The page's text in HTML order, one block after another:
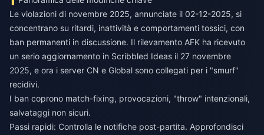
Le violazioni di novembre 2025, annunciate il 02-12-2025, si
concentrano su ritardi, inattività e comportamenti tossici, con
ban permanenti in discussione. Il rilevamento AFK ha ricevuto
un serio aggiornamento in Scribbled Ideas il 27 novembre
2025, e ora i server CN e Global sono collegati per i "smurf"
recidivi.
I ban coprono match-fixing, provocazioni, "throw" intenzionali,
salvataggi non sicuri.
Passi rapidi: Controlla le notifiche post-partita. Approfondisci